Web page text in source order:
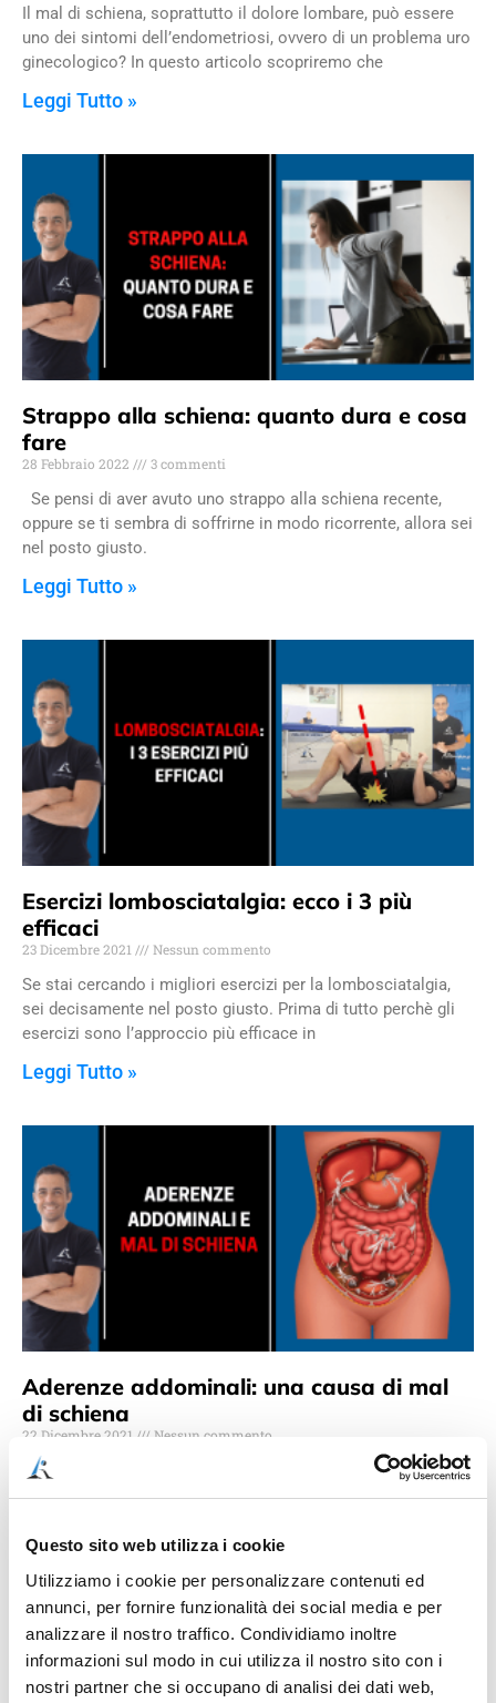
Questo sito web utilizza i cookie
Utilizziamo i cookie per personalizzare contenuti ed
annunci, per fornire funzionalità dei social media e per
analizzare il nostro traffico. Condividiamo inoltre
informazioni sul modo in cui utilizza il nostro sito con i
nostri partner che si occupano di analisi dei dati web,
Il mal di schiena, soprattutto il dolore lombare, può essere
uno dei sintomi dell’endometriosi, ovvero di un problema uro
ginecologico? In questo articolo scopriremo che
Leggi Tutto »
Strappo alla schiena: quanto dura e cosa
fare
28 Febbraio 2022 3 commenti
Se pensi di aver avuto uno strappo alla schiena recente,
oppure se ti sembra di soffrirne in modo ricorrente, allora sei
nel posto giusto.
Leggi Tutto »
Esercizi lombosciatalgia: ecco i 3 più
efficaci
23 Dicembre 2021 Nessun commento
Se stai cercando i migliori esercizi per la lombosciatalgia,
sei decisamente nel posto giusto. Prima di tutto perchè gli
esercizi sono l’approccio più efficace in
Leggi Tutto »
Aderenze addominali: una causa di mal
di schiena
22 Dicembre 2021 Nessun commento
Lo sapevi che le aderenze addominali, ovvero gli inevitabili
postumi di un intervento chirurgico, sono una potenziale
Leggi Tutto »